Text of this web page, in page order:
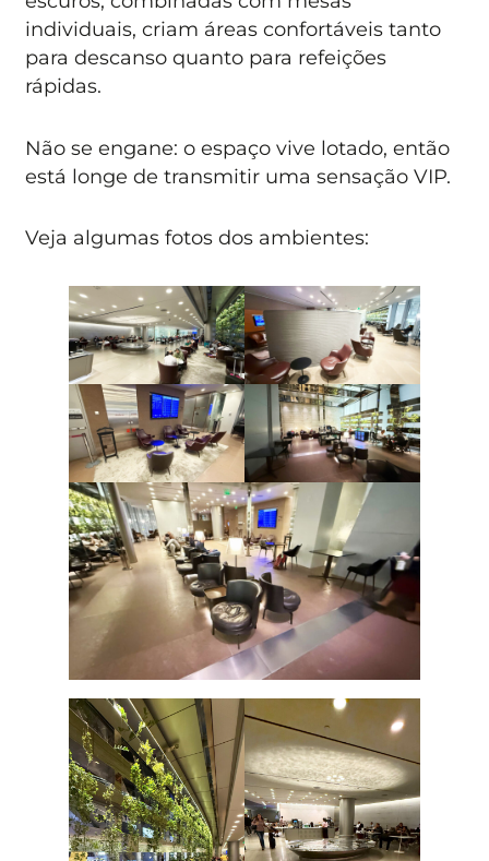
individuais, criam áreas confortáveis tanto
para descanso quanto para refeições
rápidas.
Não se engane: o espaço vive lotado, então
está longe de transmitir uma sensação VIP.
Veja algumas fotos dos ambientes: